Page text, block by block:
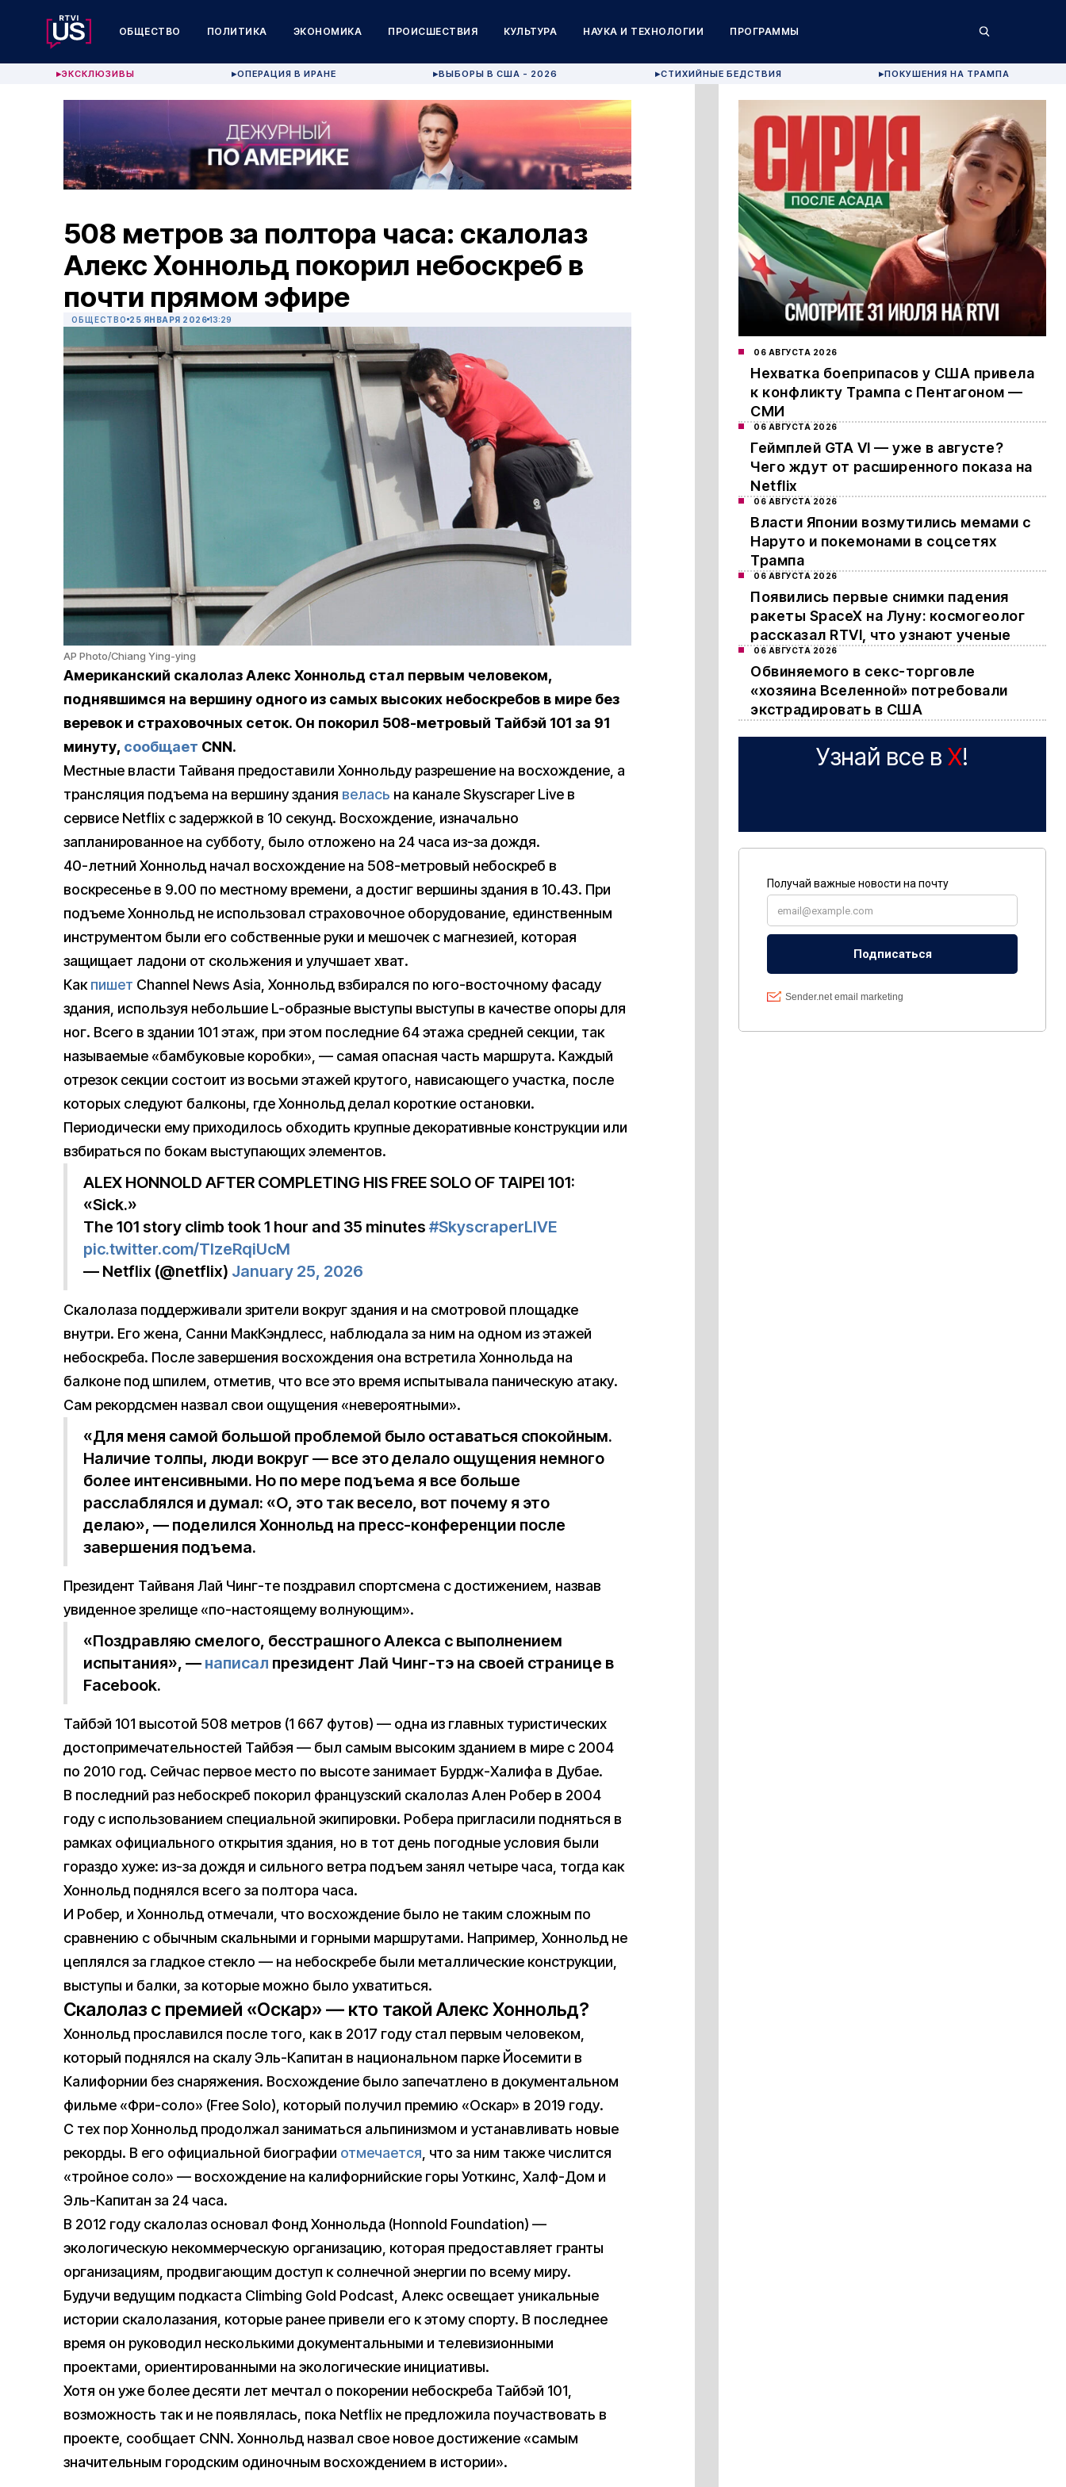
ОБЩЕСТВО ПОЛИТИКА ЭКОНОМИКА ПРОИСШЕСТВИЯ КУЛЬТУРА НАУКА И ТЕХНОЛОГИИ ПРОГРАММЫ
▶ЭКСКЛЮЗИВЫ ▶ОПЕРАЦИЯ В ИРАНЕ ▶ВЫБОРЫ В США - 2026 ▶СТИХИЙНЫЕ БЕДСТВИЯ ▶ПОКУШЕНИЯ НА ТРАМПА
508 метров за полтора часа: скалолаз
Алекс Хоннольд покорил небоскреб в
почти прямом эфире
ОБЩЕСТВО 25 ЯНВАРЯ 2026 13:29
AP Photo/Chiang Ying-ying
Американский скалолаз Алекс Хоннольд стал первым человеком,
поднявшимся на вершину одного из самых высоких небоскребов в мире без
веревок и страховочных сеток. Он покорил 508-метровый Тайбэй 101 за 91
минуту, сообщает CNN.
Местные власти Тайваня предоставили Хоннольду разрешение на восхождение, а
трансляция подъема на вершину здания велась на канале Skyscraper Live в
сервисе Netflix с задержкой в 10 секунд. Восхождение, изначально
запланированное на субботу, было отложено на 24 часа из-за дождя.
40-летний Хоннольд начал восхождение на 508-метровый небоскреб в
воскресенье в 9.00 по местному времени, а достиг вершины здания в 10.43. При
подъеме Хоннольд не использовал страховочное оборудование, единственным
инструментом были его собственные руки и мешочек с магнезией, которая
защищает ладони от скольжения и улучшает хват.
Какпишет Channel News Asia, Хоннольд взбирался по юго-восточному фасаду
здания, используя небольшие L-образные выступы выступы в качестве опоры для
ног. Всего в здании 101 этаж, при этом последние 64 этажа средней секции, так
называемые «бамбуковые коробки», — самая опасная часть маршрута. Каждый
отрезок секции состоит из восьми этажей крутого, нависающего участка, после
которых следуют балконы, где Хоннольд делал короткие остановки.
Периодически ему приходилось обходить крупные декоративные конструкции или
взбираться по бокам выступающих элементов.
ALEX HONNOLD AFTER COMPLETING HIS FREE SOLO OF TAIPEI 101:
«Sick.»
The 101 story climb took 1 hour and 35 minutes #SkyscraperLIVE
pic.twitter.com/TIzeRqiUcM
— Netflix (@netflix) January 25, 2026
Скалолаза поддерживали зрители вокруг здания и на смотровой площадке
внутри. Его жена, Санни МакКэндлесс, наблюдала за ним на одном из этажей
небоскреба. После завершения восхождения она встретила Хоннольда на
балконе под шпилем, отметив, что все это время испытывала паническую атаку.
Сам рекордсмен назвал свои ощущения «невероятными».
«Для меня самой большой проблемой было оставаться спокойным.
Наличие толпы, люди вокруг — все это делало ощущения немного
более интенсивными. Но по мере подъема я все больше
расслаблялся и думал: «О, это так весело, вот почему я это
делаю», — поделился Хоннольд на пресс-конференции после
завершения подъема.
Президент Тайваня Лай Чинг-те поздравил спортсмена с достижением, назвав
увиденное зрелище «по-настоящему волнующим».
«Поздравляю смелого, бесстрашного Алекса с выполнением
испытания», — написал президент Лай Чинг-тэ на своей странице в
Facebook.
Тайбэй 101 высотой 508 метров (1 667 футов) — одна из главных туристических
достопримечательностей Тайбэя — был самым высоким зданием в мире с 2004
по 2010 год. Сейчас первое место по высоте занимает Бурдж-Халифа в Дубае.
В последний раз небоскреб покорил французский скалолаз Ален Робер в 2004
году с использованием специальной экипировки. Робера пригласили подняться в
рамках официального открытия здания, но в тот день погодные условия были
гораздо хуже: из-за дождя и сильного ветра подъем занял четыре часа, тогда как
Хоннольд поднялся всего за полтора часа.
И Робер, и Хоннольд отмечали, что восхождение было не таким сложным по
сравнению с обычным скальными и горными маршрутами. Например, Хоннольд не
цеплялся за гладкое стекло — на небоскребе были металлические конструкции,
выступы и балки, за которые можно было ухватиться.
Скалолаз с премией «Оскар» — кто такой Алекс Хоннольд?
Хоннольд прославился после того, как в 2017 году стал первым человеком,
который поднялся на скалу Эль-Капитан в национальном парке Йосемити в
Калифорнии без снаряжения. Восхождение было запечатлено в документальном
фильме «Фри-соло» (Free Solo), который получил премию «Оскар» в 2019 году.
С тех пор Хоннольд продолжал заниматься альпинизмом и устанавливать новые
рекорды. В его официальной биографии отмечается, что за ним также числится
«тройное соло» — восхождение на калифорнийские горы Уоткинс, Халф-Дом и
Эль-Капитан за 24 часа.
В 2012 году скалолаз основал Фонд Хоннольда (Honnold Foundation) —
экологическую некоммерческую организацию, которая предоставляет гранты
организациям, продвигающим доступ к солнечной энергии по всему миру.
Будучи ведущим подкаста Climbing Gold Podcast, Алекс освещает уникальные
истории скалолазания, которые ранее привели его к этому спорту. В последнее
время он руководил несколькими документальными и телевизионными
проектами, ориентированными на экологические инициативы.
Хотя он уже более десяти лет мечтал о покорении небоскреба Тайбэй 101,
возможность так и не появлялась, пока Netflix не предложила поучаствовать в
проекте, сообщает CNN. Хоннольд назвал свое новое достижение «самым
значительным городским одиночным восхождением в истории».
06 АВГУСТА 2026
Нехватка боеприпасов у США привела
к конфликту Трампа с Пентагоном —
СМИ
06 АВГУСТА 2026
Геймплей GTA VI — уже в августе?
Чего ждут от расширенного показа на
Netflix
06 АВГУСТА 2026
Власти Японии возмутились мемами с
Наруто и покемонами в соцсетях
Трампа
06 АВГУСТА 2026
Появились первые снимки падения
ракеты SpaceX на Луну: космогеолог
рассказал RTVI, что узнают ученые
06 АВГУСТА 2026
Обвиняемого в секс-торговле
«хозяина Вселенной» потребовали
экстрадировать в США
Узнай все в X!